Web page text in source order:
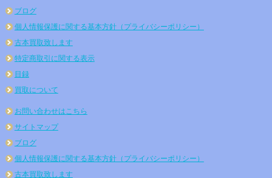
ブログ
個人情報保護に関する基本方針（プライバシーポリシー）
古本買取致します
特定商取引に関する表示
目録
買取について
お問い合わせはこちら
サイトマップ
ブログ
個人情報保護に関する基本方針（プライバシーポリシー）
古本買取致します